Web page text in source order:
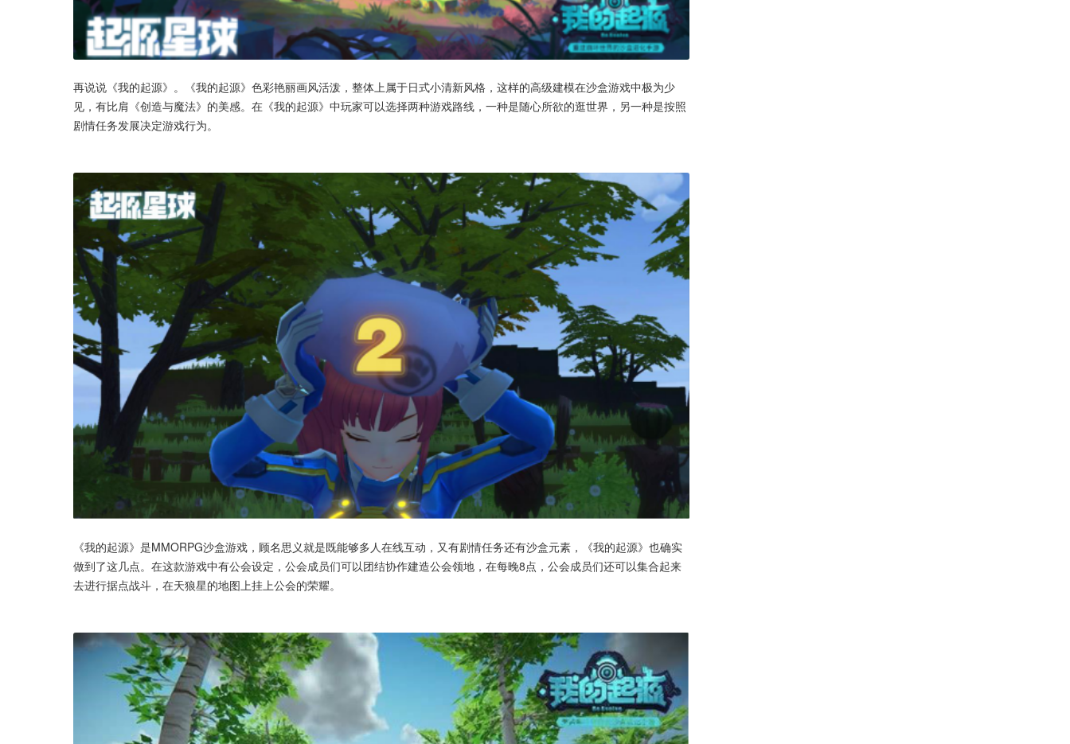
再说说《我的起源》。《我的起源》色彩艳丽画风活泼，整体上属于日式小清新风格，这样的高级建模在沙盒游戏中极为少
见，有比肩《创造与魔法》的美感。在《我的起源》中玩家可以选择两种游戏路线，一种是随心所欲的逛世界，另一种是按照
剧情任务发展决定游戏行为。
《我的起源》是MMORPG沙盒游戏，顾名思义就是既能够多人在线互动，又有剧情任务还有沙盒元素，《我的起源》也确实
做到了这几点。在这款游戏中有公会设定，公会成员们可以团结协作建造公会领地，在每晚8点，公会成员们还可以集合起来
去进行据点战斗，在天狼星的地图上挂上公会的荣耀。